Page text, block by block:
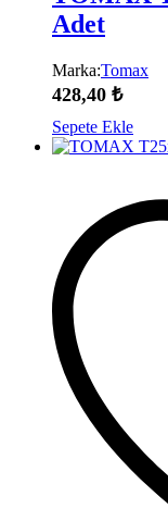
Adet
Marka:Tomax
428,40 ₺
Sepete Ekle